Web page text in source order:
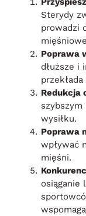
Sterydy
prowadzi
Poprawa
dłuższe i
Redukcja
wysiłku.
Poprawa
wpływać
mięśni.
osiąganie